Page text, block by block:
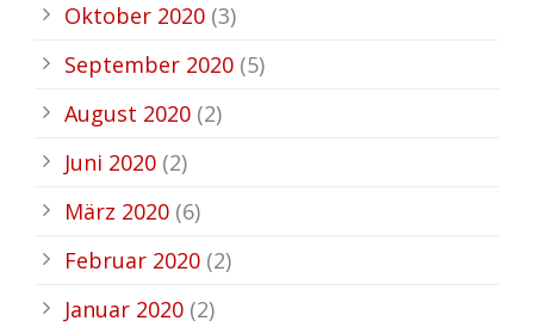
Oktober 2020 (3)
September 2020 (5)
August 2020 (2)
Juni 2020 (2)
März 2020 (6)
Februar 2020 (2)
Januar 2020 (2)